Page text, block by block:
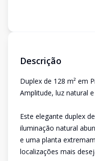
Descrição
Duplex de 128 m² em
Amplitude, luz natural
Este elegante duplex
iluminação natural
e uma planta
localizações mais